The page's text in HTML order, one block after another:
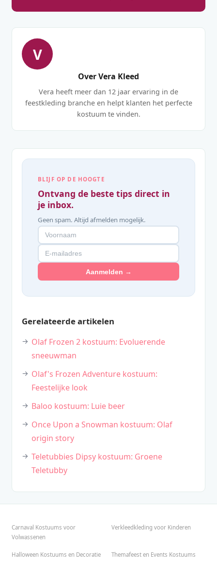
V
Over Vera Kleed
Vera heeft meer dan 12 jaar ervaring in de
feestkleding branche en helpt klanten het perfecte
kostuum te vinden.
BLIJF OP DE HOOGTE
Ontvang de beste tips direct in
je inbox.
Geen spam. Altijd afmelden mogelijk.
Aanmelden →
Gerelateerde artikelen
Olaf Frozen 2 kostuum: Evoluerende
sneeuwman
Olaf's Frozen Adventure kostuum:
Feestelijke look
Baloo kostuum: Luie beer
Once Upon a Snowman kostuum: Olaf
origin story
Teletubbies Dipsy kostuum: Groene
Teletubby
Carnaval Kostuums voor
Volwassenen
Verkleedkleding voor Kinderen
Halloween Kostuums en Decoratie Themafeest en Events Kostuums